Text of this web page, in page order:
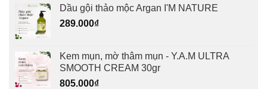
Dầu gội thảo mộc Argan I'M NATURE
289.000₫
Kem mụn, mờ thâm mụn - Y.A.M ULTRA
SMOOTH CREAM 30gr
805.000₫